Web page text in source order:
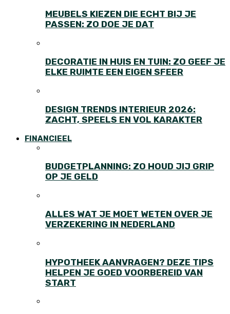
MEUBELS KIEZEN DIE ECHT BIJ JE
PASSEN: ZO DOE JE DAT
DECORATIE IN HUIS EN TUIN: ZO GEEF JE
ELKE RUIMTE EEN EIGEN SFEER
DESIGN TRENDS INTERIEUR 2026:
ZACHT, SPEELS EN VOL KARAKTER
FINANCIEEL
BUDGETPLANNING: ZO HOUD JIJ GRIP
OP JE GELD
ALLES WAT JE MOET WETEN OVER JE
VERZEKERING IN NEDERLAND
HYPOTHEEK AANVRAGEN? DEZE TIPS
HELPEN JE GOED VOORBEREID VAN
START